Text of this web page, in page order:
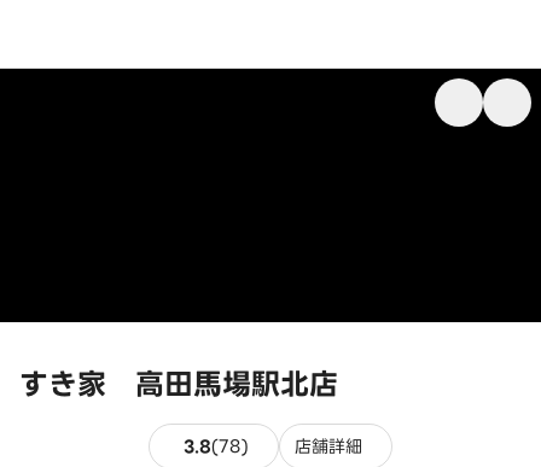
すき家 高田馬場駅北店
3.8(78) 78件のレビュー
店舗詳細